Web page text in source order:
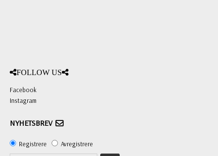
FOLLOW US
Facebook
Instagram
NYHETSBREV
Registrere Avregistrere